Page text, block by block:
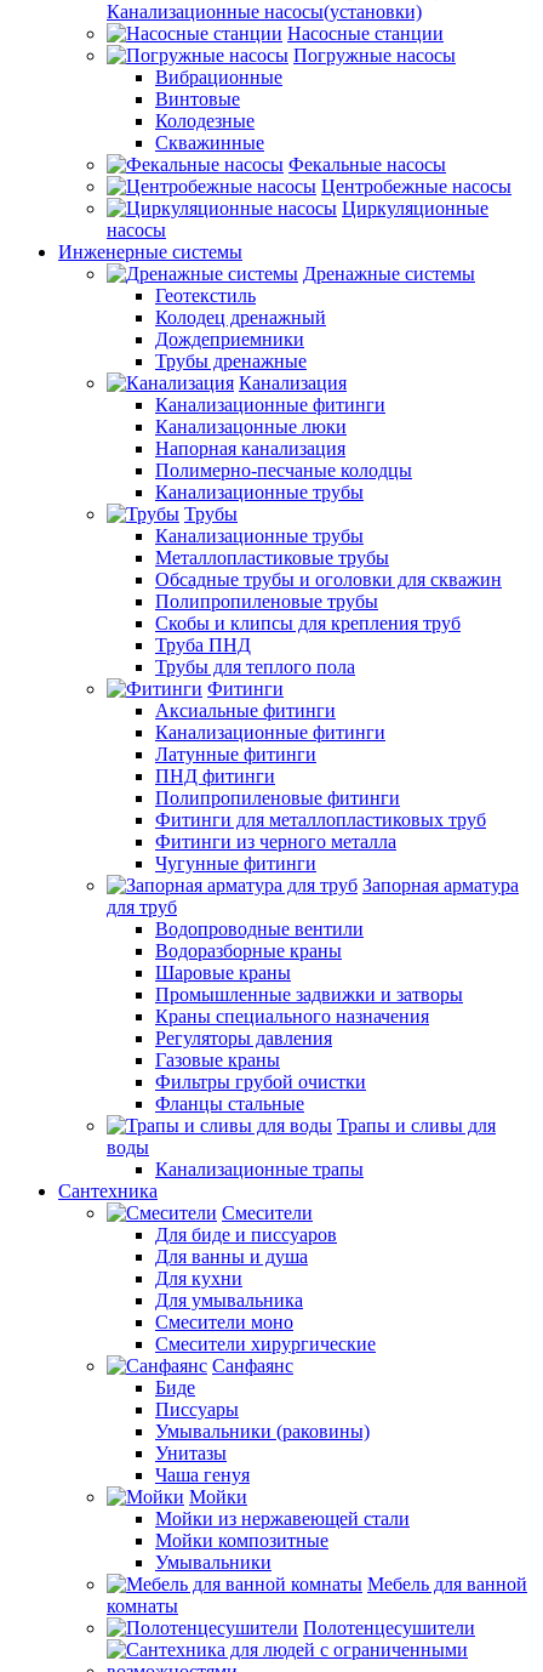
Канализационные насосы(установки)
Насосные станции
Погружные насосы
Вибрационные
Винтовые
Колодезные
Скважинные
Фекальные насосы
Центробежные насосы
Циркуляционные
насосы
Инженерные системы
Дренажные системы
Геотекстиль
Колодец дренажный
Дождеприемники
Трубы дренажные
Канализация
Канализационные фитинги
Канализацонные люки
Напорная канализация
Полимерно-песчаные колодцы
Канализационные трубы
Трубы
Канализационные трубы
Металлопластиковые трубы
Обсадные трубы и оголовки для скважин
Полипропиленовые трубы
Скобы и клипсы для крепления труб
Труба ПНД
Трубы для теплого пола
Фитинги
Аксиальные фитинги
Канализационные фитинги
Латунные фитинги
ПНД фитинги
Полипропиленовые фитинги
Фитинги для металлопластиковых труб
Фитинги из черного металла
Чугунные фитинги
Запорная арматура
для труб
Водопроводные вентили
Водоразборные краны
Шаровые краны
Промышленные задвижки и затворы
Краны специального назначения
Регуляторы давления
Газовые краны
Фильтры грубой очистки
Фланцы стальные
Трапы и сливы для
воды
Канализационные трапы
Сантехника
Смесители
Для биде и писсуаров
Для ванны и душа
Для кухни
Для умывальника
Смесители моно
Смесители хирургические
Санфаянс
Биде
Писсуары
Умывальники (раковины)
Унитазы
Чаша генуя
Мойки
Мойки из нержавеющей стали
Мойки композитные
Умывальники
Мебель для ванной
комнаты
Полотенцесушители